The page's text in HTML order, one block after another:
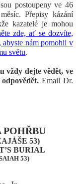
postoupeny ve 46
Přepisy kázání
kazatelé je mohou
zde, ať se dozvíte,
abyste nám pomohli v
světu.
vždy dejte vědět, ve
Email Dr.
POHŘBU
53)
BURIAL
53)